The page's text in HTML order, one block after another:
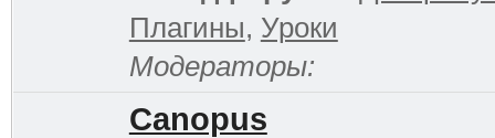
Плагины, Уроки
Модераторы:
Canopus